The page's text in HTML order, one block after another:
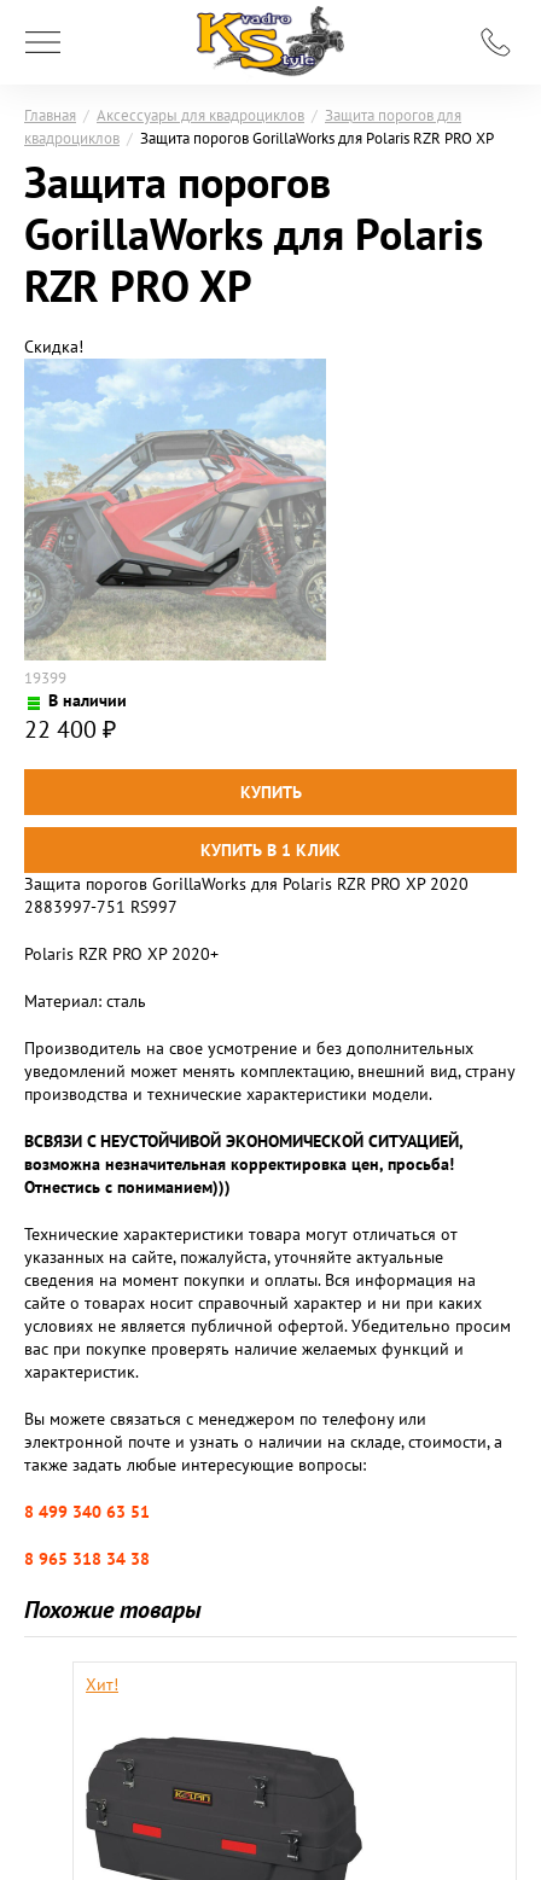
Главная / Аксессуары для квадроциклов / Защита порогов для
квадроциклов / Защита порогов GorillaWorks для Polaris RZR PRO XP
Защита порогов
GorillaWorks для Polaris
RZR PRO XP
Скидка!
19399
В наличии
22 400 ₽
Защита порогов GorillaWorks для Polaris RZR PRO XP 2020
2883997-751 RS997
Polaris RZR PRO XP 2020+
Материал: сталь
Производитель на свое усмотрение и без дополнительных
уведомлений может менять комплектацию, внешний вид, страну
производства и технические характеристики модели.
ВСВЯЗИ С НЕУСТОЙЧИВОЙ ЭКОНОМИЧЕСКОЙ СИТУАЦИЕЙ,
возможна незначительная корректировка цен, просьба!
Отнестись с пониманием)))
Технические характеристики товара могут отличаться от
указанных на сайте, пожалуйста, уточняйте актуальные
сведения на момент покупки и оплаты. Вся информация на
сайте о товарах носит справочный характер и ни при каких
условиях не является публичной офертой. Убедительно просим
вас при покупке проверять наличие желаемых функций и
характеристик.
Вы можете связаться с менеджером по телефону или
электронной почте и узнать о наличии на складе, стоимости, а
также задать любые интересующие вопросы:
8 499 340 63 51
8 965 318 34 38
Похожие товары
Хит!